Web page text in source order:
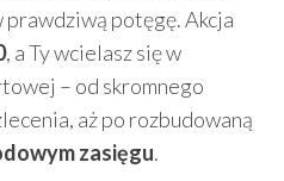
prawdziwą potęgę. Akcja
, a Ty wcielasz się w
– od skromnego
aż po rozbudowaną
zasięgu.